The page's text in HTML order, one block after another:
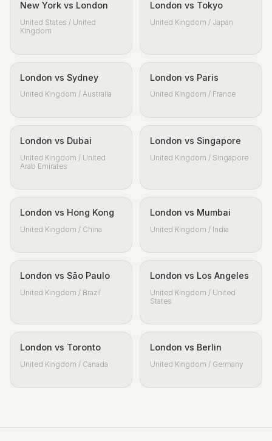
New York vs London
United States / United
Kingdom
London vs Tokyo
United Kingdom / Japan
London vs Sydney
United Kingdom / Australia
London vs Paris
United Kingdom / France
London vs Dubai
United Kingdom / United
Arab Emirates
London vs Singapore
United Kingdom / Singapore
London vs Hong Kong
United Kingdom / China
London vs Mumbai
United Kingdom / India
London vs São Paulo
United Kingdom / Brazil
London vs Los Angeles
United Kingdom / United
States
London vs Toronto
United Kingdom / Canada
London vs Berlin
United Kingdom / Germany